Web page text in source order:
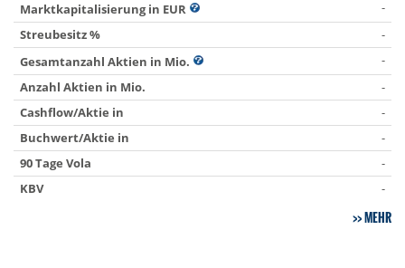
Marktkapitalisierung in EUR
-
Streubesitz %
-
Gesamtanzahl Aktien in Mio.
-
Anzahl Aktien in Mio.
-
Cashflow/Aktie in
-
Buchwert/Aktie in
-
90 Tage Vola
-
KBV
-
MEHR